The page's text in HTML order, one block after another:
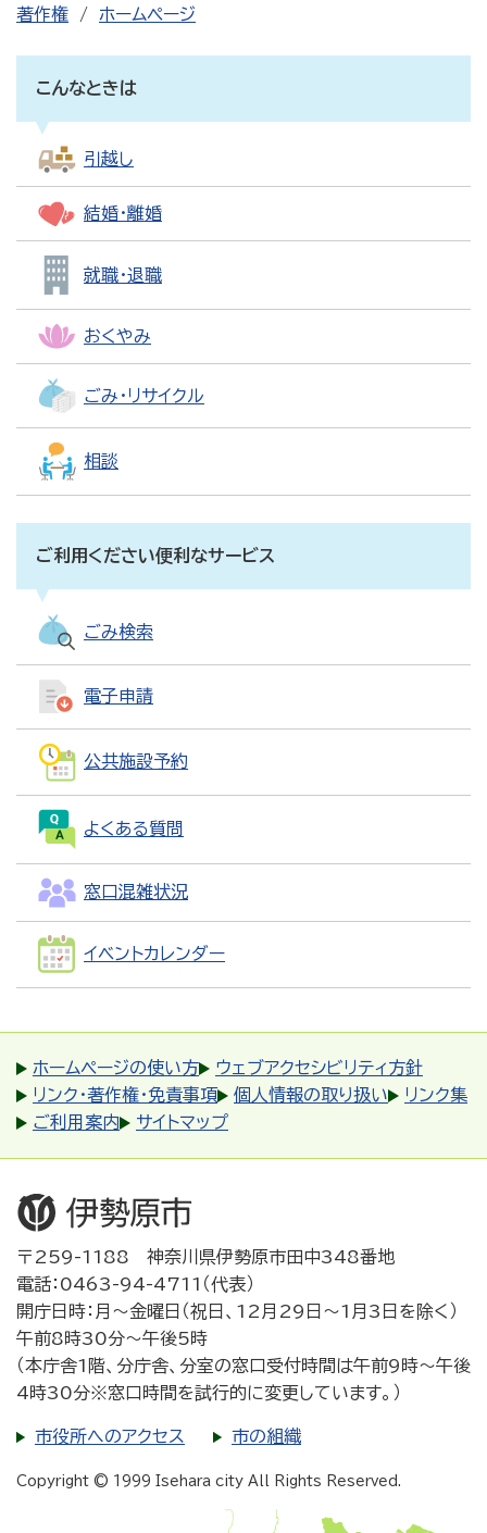
著作権
ホームページ
こんなときは
引越し
結婚・離婚
就職・退職
おくやみ
ごみ・リサイクル
相談
ご利用ください便利なサービス
ごみ検索
電子申請
公共施設予約
よくある質問
窓口混雑状況
イベントカレンダー
ホームページの使い方
ウェブアクセシビリティ方針
リンク・著作権・免責事項
個人情報の取り扱い
リンク集
ご利用案内
サイトマップ
〒259-1188 神奈川県伊勢原市田中348番地
電話：0463-94-4711（代表）
開庁日時：月～金曜日（祝日、12月29日～1月3日を除く）
午前8時30分～午後5時
（本庁舎1階、分庁舎、分室の窓口受付時間は午前9時～午後
4時30分※窓口時間を試行的に変更しています。）
市役所へのアクセス 市の組織
Copyright © 1999 Isehara city All Rights Reserved.